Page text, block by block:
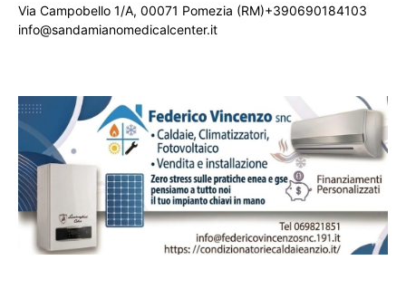
Via Campobello 1/A, 00071 Pomezia (RM)+390690184103
info@sandamianomedicalcenter.it